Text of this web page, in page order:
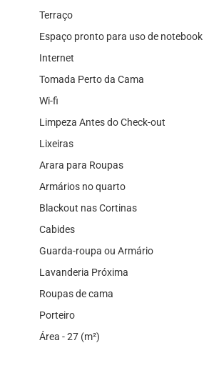
Terraço
Espaço pronto para uso de notebook
Internet
Tomada Perto da Cama
Wi-fi
Limpeza Antes do Check-out
Lixeiras
Arara para Roupas
Armários no quarto
Blackout nas Cortinas
Cabides
Guarda-roupa ou Armário
Lavanderia Próxima
Roupas de cama
Porteiro
Área - 27 (m²)